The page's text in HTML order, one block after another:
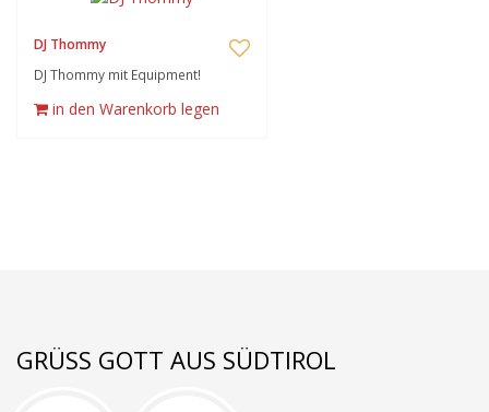
DJ Thommy
DJ Thommy mit Equipment!
in den Warenkorb legen
GRÜSS GOTT AUS SÜDTIROL